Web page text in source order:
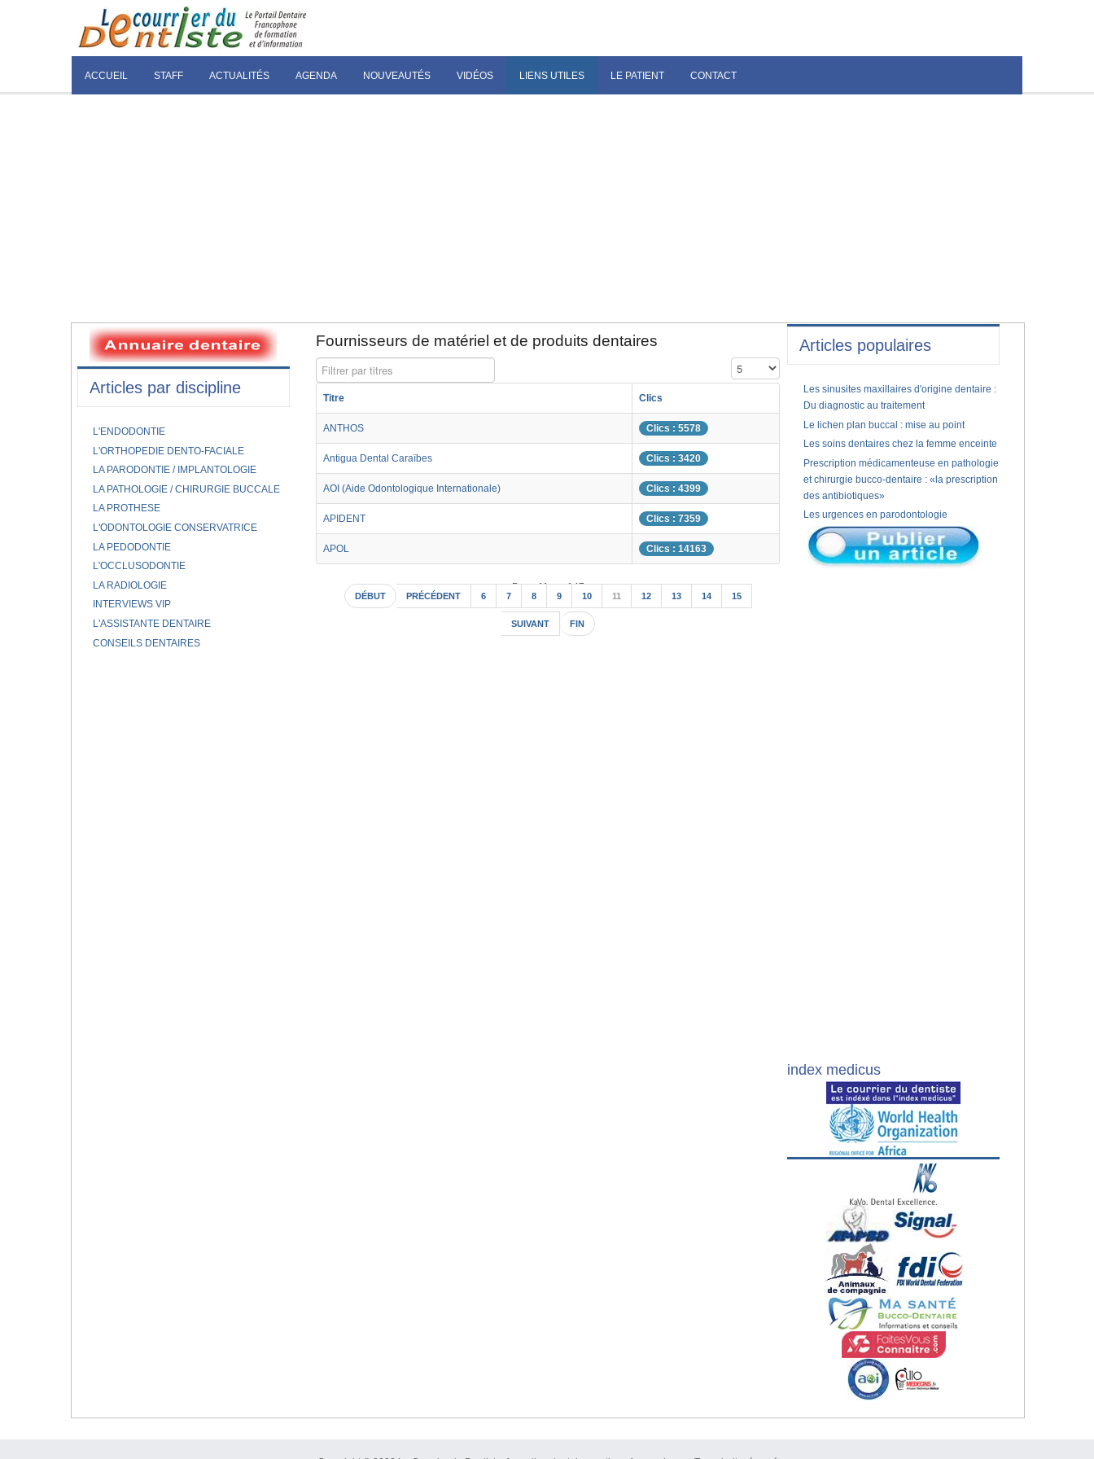
ACCUEIL STAFF ACTUALITÉS AGENDA NOUVEAUTÉS VIDÉOS LIENS UTILES LE PATIENT CONTACT
Fournisseurs de matériel et de produits dentaires
Filtrer par titres Affichage #
Titre Clics
ANTHOS Clics : 5578
Antigua Dental Caraïbes Clics : 3420
AOI (Aide Odontologique Internationale) Clics : 4399
APIDENT Clics : 7359
APOL Clics : 14163
Page 11 sur 147
DÉBUT PRÉCÉDENT 6 7 8 9 10 11 12 13 14 15
SUIVANT FIN
Articles par discipline
L'ENDODONTIE
L'ORTHOPEDIE DENTO-FACIALE
LA PARODONTIE / IMPLANTOLOGIE
LA PATHOLOGIE / CHIRURGIE BUCCALE
LA PROTHESE
L'ODONTOLOGIE CONSERVATRICE
LA PEDODONTIE
L'OCCLUSODONTIE
LA RADIOLOGIE
INTERVIEWS VIP
L'ASSISTANTE DENTAIRE
CONSEILS DENTAIRES
Articles populaires
Les sinusites maxillaires d'origine dentaire :
Du diagnostic au traitement
Le lichen plan buccal : mise au point
Les soins dentaires chez la femme enceinte
Prescription médicamenteuse en pathologie
et chirurgie bucco-dentaire : «la prescription
des antibiotiques»
Les urgences en parodontologie
index medicus